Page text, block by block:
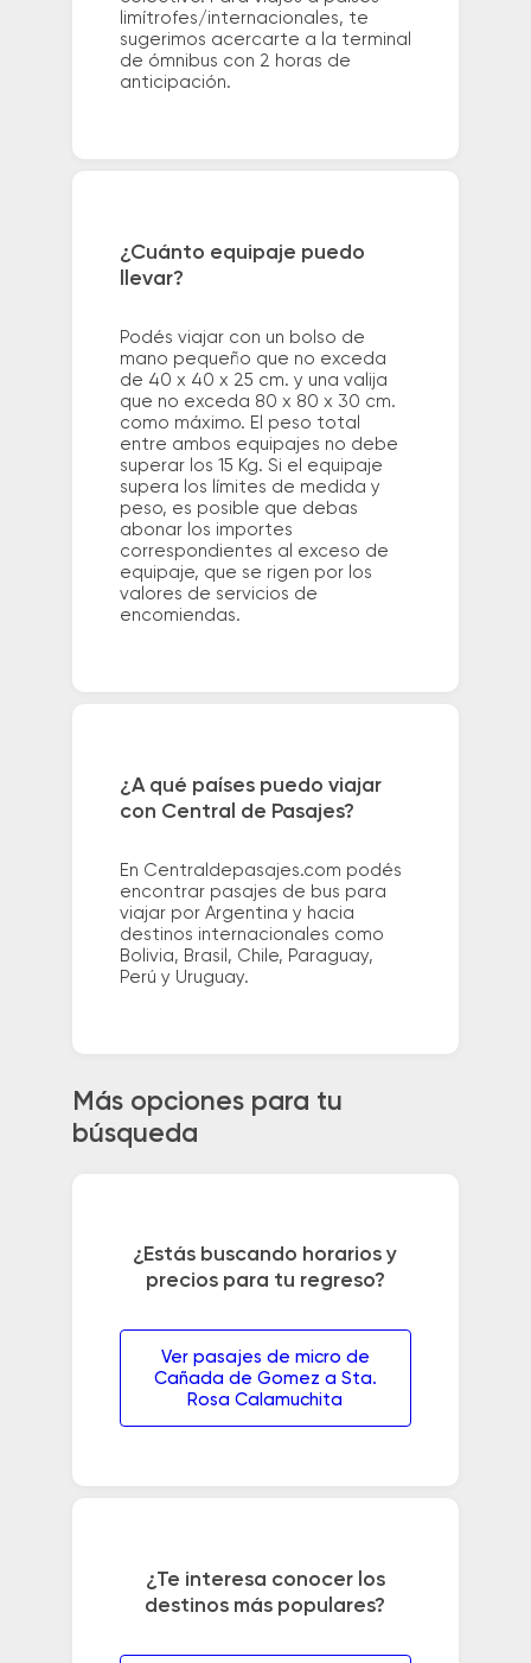
limítrofes/internacionales, te
sugerimos acercarte a la terminal
de ómnibus con 2 horas de
anticipación.
¿Cuánto equipaje puedo
llevar?
Podés viajar con un bolso de
mano pequeño que no exceda
de 40 x 40 x 25 cm. y una valija
que no exceda 80 x 80 x 30 cm.
como máximo. El peso total
entre ambos equipajes no debe
superar los 15 Kg. Si el equipaje
supera los límites de medida y
peso, es posible que debas
abonar los importes
correspondientes al exceso de
equipaje, que se rigen por los
valores de servicios de
encomiendas.
¿A qué países puedo viajar
con Central de Pasajes?
En Centraldepasajes.com podés
encontrar pasajes de bus para
viajar por Argentina y hacia
destinos internacionales como
Bolivia, Brasil, Chile, Paraguay,
Perú y Uruguay.
Más opciones para tu
búsqueda
¿Estás buscando horarios y
precios para tu regreso?
Ver pasajes de micro de
Cañada de Gomez a Sta.
Rosa Calamuchita
¿Te interesa conocer los
destinos más populares?